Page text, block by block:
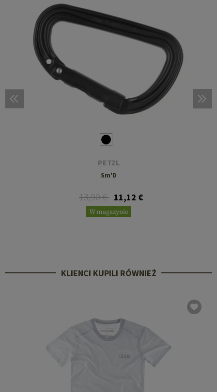
PETZL
Sm'D
13,90 € 11,12 €
W magazynie
KLIENCI KUPILI RÓWNIEŻ